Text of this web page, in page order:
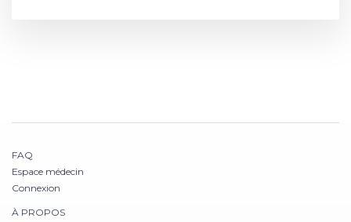
FAQ
Espace médecin
Connexion
À PROPOS